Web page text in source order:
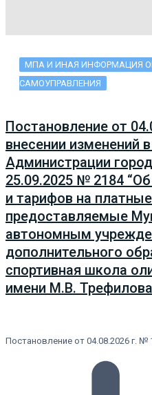
МПА И ИНАЯ ИНФОРМАЦИЯ
САМОУПРАВЛЕНИЯ
Постановление от
внесении изменений
Администрации
25.09.2025 № 2184
и тарифов на платные
предоставляемые
автономным
дополнительного
спортивная школа
имени М.В.
Постановление от 04.08.2026 г. №